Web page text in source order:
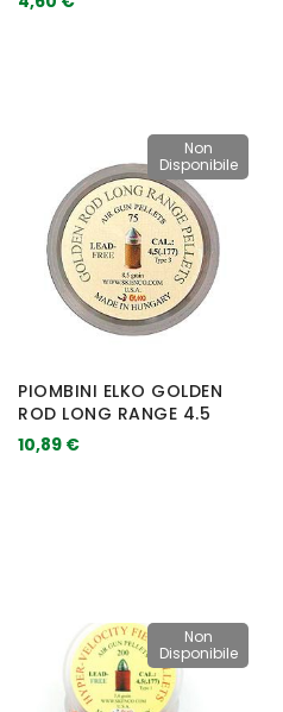
Non
Disponibile
PIOMBINI ELKO GOLDEN
ROD LONG RANGE 4.5
10,89 €
Non
Disponibile